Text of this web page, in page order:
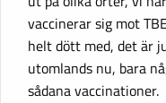
vaccinerar sig mot
helt dött med, det är
utomlands nu, bara
sådana vaccinationer.